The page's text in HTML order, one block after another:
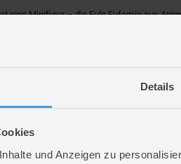
Details
und Anzeigen zu
eine Minifigur – die Eule Eufemia aus
Eufemia und lernen, wie man ein
Mondsichelstuhl
die Kreativität der Videospielreihe
ein faszinierendes Weihnachts- oder
erlebe
erhältlichen LEGO Animal Crossing